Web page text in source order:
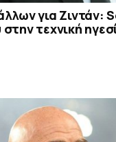
για Ζιντάν:
τεχνική